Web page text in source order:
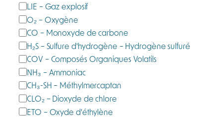
i
e
G
a
z
m
e
s
u
r
é
LIE – Gaz explosif
O₂ – Oxygène
CO – Monoxyde de carbone
H₂S – Sulfure d'hydrogène – Hydrogène sulfuré
COV – Composés Organiques Volatils
NH₃ – Ammoniac
CH₃-SH – Méthylmercaptan
CLO₂ – Dioxyde de chlore
ETO – Oxyde d'éthylène